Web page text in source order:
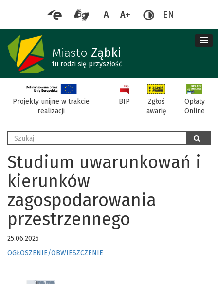
A A+ EN
Miasto Ząbki
tu rodzi się przyszłość
Projekty unijne w trakcie
realizacji
BIP
Zgłoś
awarię
Opłaty
Online
Wyszukaj szukaj
Studium uwarunkowań i
kierunków
zagospodarowania
przestrzennego
25.06.2025
OGŁOSZENIE/OBWIESZCZENIE